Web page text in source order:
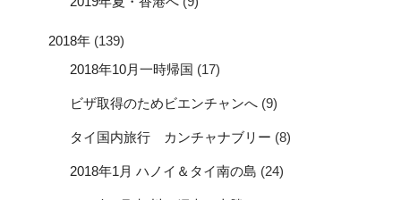
2018年 (139)
2018年10月一時帰国 (17)
ビザ取得のためビエンチャンへ (9)
タイ国内旅行 カンチャナブリー (8)
2018年1月 ハノイ＆タイ南の島 (24)